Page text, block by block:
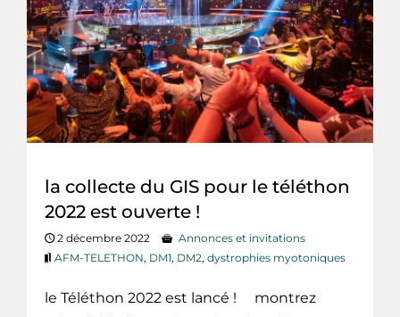
la collecte du GIS pour le téléthon
2022 est ouverte !
2 décembre 2022
Annonces et invitations
AFM-TELETHON, DM1, DM2, dystrophies myotoniques
le Téléthon 2022 est lancé ! montrez